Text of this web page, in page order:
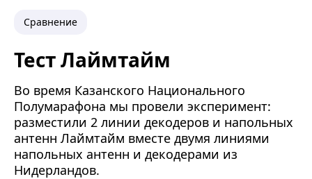
Сравнение
Тест Лаймтайм
Во время Казанского Национального
Полумарафона мы провели эксперимент:
разместили 2 линии декодеров и напольных
антенн Лаймтайм вместе двумя линиями
напольных антенн и декодерами из
Нидерландов.